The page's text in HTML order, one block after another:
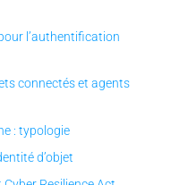
l’authentification
connectés et agents
: typologie
d’objet